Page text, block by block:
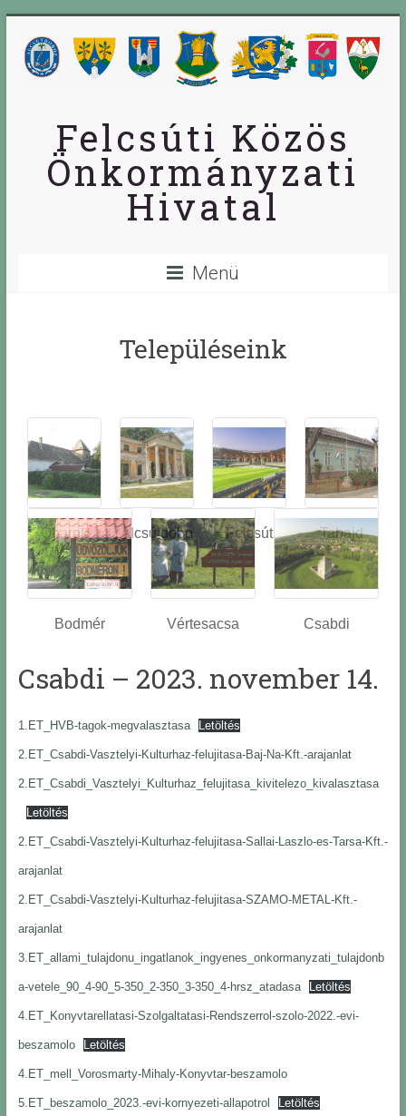
Felcsúti Közös
Önkormányzati
Hivatal
Menü
Településeink
Óbarok
Alcsútdobo
z
Felcsút Tabajd
Bodmér Vértesacsa Csabdi
Csabdi – 2023. november 14.
1.ET_HVB-tagok-megvalasztasa Letöltés
2.ET_Csabdi-Vasztelyi-Kulturhaz-felujitasa-Baj-Na-Kft.-arajanlat
2.ET_Csabdi_Vasztelyi_Kulturhaz_felujitasa_kivitelezo_kivalasztasa
Letöltés
2.ET_Csabdi-Vasztelyi-Kulturhaz-felujitasa-Sallai-Laszlo-es-Tarsa-Kft.-
arajanlat
2.ET_Csabdi-Vasztelyi-Kulturhaz-felujitasa-SZAMO-METAL-Kft.-
arajanlat
3.ET_allami_tulajdonu_ingatlanok_ingyenes_onkormanyzati_tulajdonb
a-vetele_90_4-90_5-350_2-350_3-350_4-hrsz_atadasa Letöltés
4.ET_Konyvtarellatasi-Szolgaltatasi-Rendszerrol-szolo-2022.-evi-
beszamolo Letöltés
4.ET_mell_Vorosmarty-Mihaly-Konyvtar-beszamolo
5.ET_beszamolo_2023.-evi-kornyezeti-allapotrol Letöltés